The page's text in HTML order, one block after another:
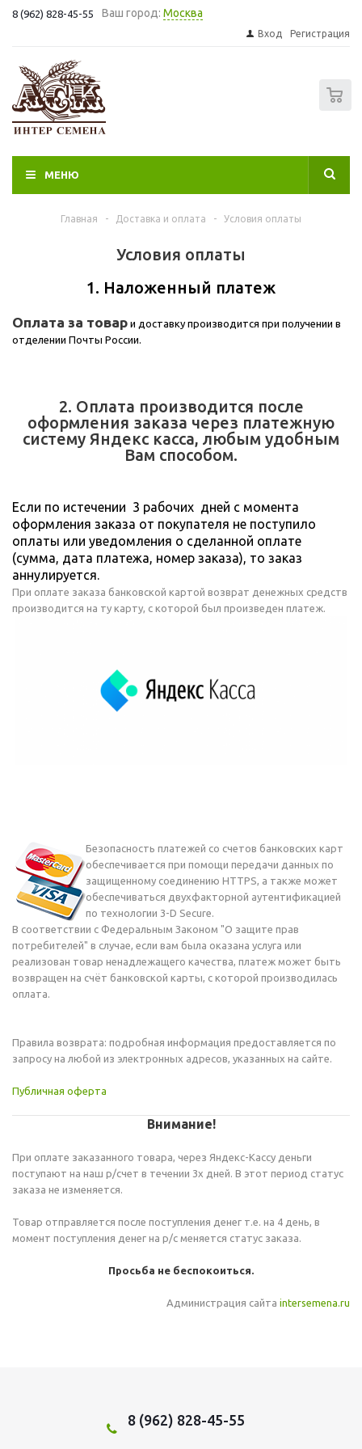
8 (962) 828-45-55 Ваш город: Москва
Вход Регистрация
МЕНЮ
Главная - Доставка и оплата - Условия оплаты
Условия оплаты
1. Наложенный платеж
Оплата за товар и доставку производится при получении в
отделении Почты России.
2. Оплата производится после
оформления заказа через платежную
систему Яндекс касса, любым удобным
Вам способом.
Если по истечении 3 рабочих дней с момента
оформления заказа от покупателя не поступило
оплаты или уведомления о сделанной оплате
(сумма, дата платежа, номер заказа), то заказ
аннулируется.
При оплате заказа банковской картой возврат денежных средств
производится на ту карту, с которой был произведен платеж.
Безопасность платежей со счетов банковских карт
обеспечивается при помощи передачи данных по
защищенному соединению HTTPS, а также может
обеспечиваться двухфакторной аутентификацией
по технологии 3-D Secure.
В соответствии с Федеральным Законом "О защите прав
потребителей" в случае, если вам была оказана услуга или
реализован товар ненадлежащего качества, платеж может быть
возвращен на счёт банковской карты, с которой производилась
оплата.
Правила возврата: подробная информация предоставляется по
запросу на любой из электронных адресов, указанных на сайте.
Публичная оферта
Внимание!
При оплате заказанного товара, через Яндекс-Кассу деньги
поступают на наш р/счет в течении 3х дней. В этот период статус
заказа не изменяется.
Товар отправляется после поступления денег т.е. на 4 день, в
момент поступления денег на р/с меняется статус заказа.
Просьба не беспокоиться.
Администрация сайта intersemena.ru
8 (962) 828-45-55